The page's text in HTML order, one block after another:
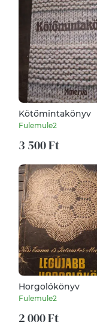
Kötőmintakönyv
Fulemule2
3 500 Ft
Horgolókönyv
Fulemule2
2 000 Ft